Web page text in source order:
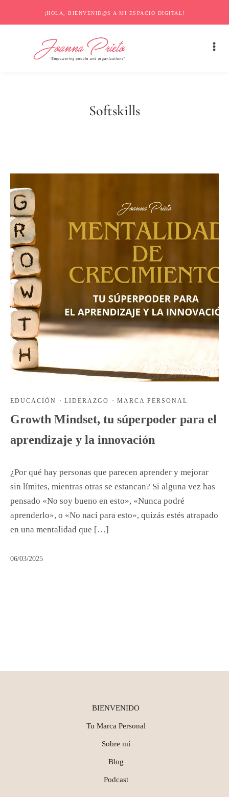
¡HOLA, BIENVENID@S A MI ESPACIO DIGITAL!
Softskills
EDUCACIÓN · LIDERAZGO · MARCA PERSONAL
Growth Mindset, tu súperpoder para el
aprendizaje y la innovación
¿Por qué hay personas que parecen aprender y mejorar
sin límites, mientras otras se estancan? Si alguna vez has
pensado «No soy bueno en esto», «Nunca podré
aprenderlo», o «No nací para esto», quizás estés atrapado
en una mentalidad que […]
06/03/2025
BIENVENIDO
Tu Marca Personal
Sobre mí
Blog
Podcast